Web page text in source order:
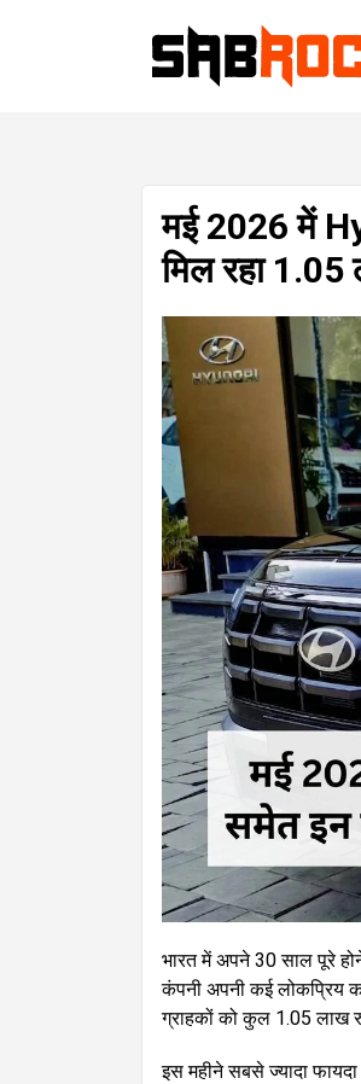
मई 2026 में
मिल रहा
भारत में अपने 30 साल पूरे
कंपनी अपनी कई लोकप्रिय
ग्राहकों को कुल 1.05 लाख
इस महीने सबसे ज्यादा